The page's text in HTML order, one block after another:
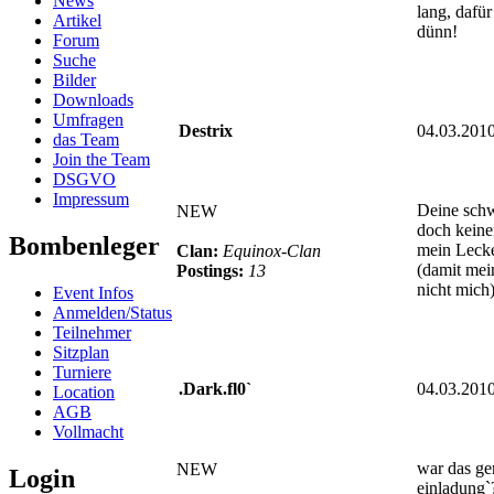
Artikel
Forum
Suche
Bilder
Downloads
Umfragen
das Team
Join the Team
DSGVO
Impressum
Bombenleger
Event Infos
Anmelden/Status
Teilnehmer
Sitzplan
Turniere
Location
AGB
Vollmacht
Login
lang,
dünn!
Destrix
NEW
Clan: Equinox-Clan
Postings: 13
Deine
doch
mein
(damit
nicht
.Dark.fl0`
NEW
war das